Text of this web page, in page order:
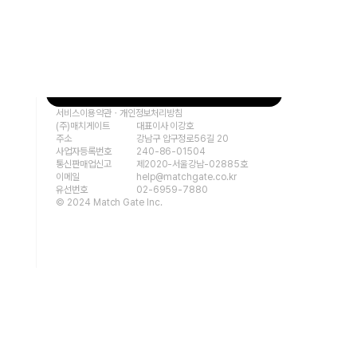
서비스이용약관ㆍ 개인정보처리방침
(주)매치게이트
대표이사 이강호
주소
강남구 압구정로56길 20
사업자등록번호
240-86-01504
통신판매업신고
제2020-서울강남-02885호
이메일
help@matchgate.co.kr
유선번호
02-6959-7880
© 2024 Match Gate Inc.